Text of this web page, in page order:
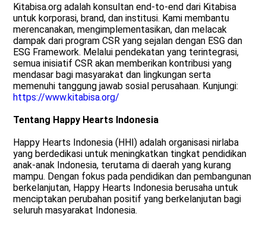
Kitabisa.org adalah konsultan end-to-end dari Kitabisa
untuk korporasi, brand, dan institusi. Kami membantu
merencanakan, mengimplementasikan, dan melacak
dampak dari program CSR yang sejalan dengan ESG dan
ESG Framework. Melalui pendekatan yang terintegrasi,
semua inisiatif CSR akan memberikan kontribusi yang
mendasar bagi masyarakat dan lingkungan serta
memenuhi tanggung jawab sosial perusahaan. Kunjungi:
https://www.kitabisa.org/
Tentang Happy Hearts Indonesia
Happy Hearts Indonesia (HHI) adalah organisasi nirlaba
yang berdedikasi untuk meningkatkan tingkat pendidikan
anak-anak Indonesia, terutama di daerah yang kurang
mampu. Dengan fokus pada pendidikan dan pembangunan
berkelanjutan, Happy Hearts Indonesia berusaha untuk
menciptakan perubahan positif yang berkelanjutan bagi
seluruh masyarakat Indonesia.